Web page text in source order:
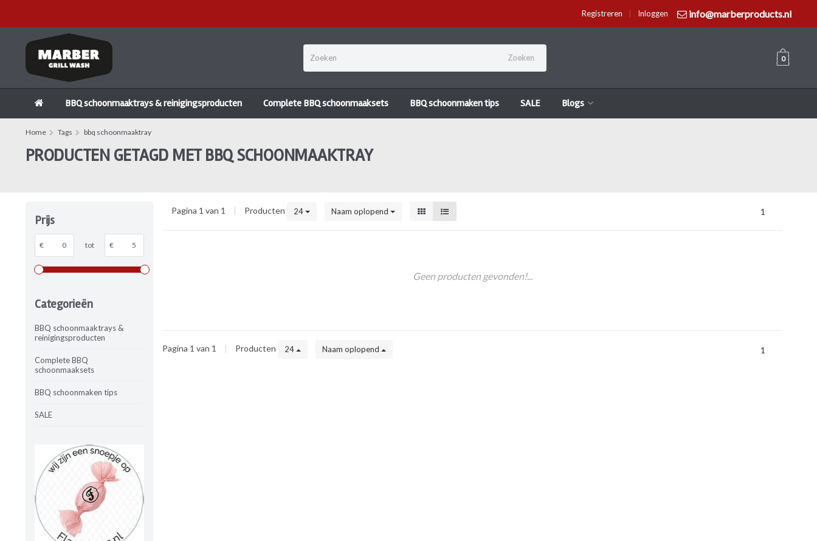
info@marberproducts.nl
Inloggen
Registreren
Zoeken 0
BBQ schoonmaaktrays & reinigingsproducten Complete BBQ schoonmaaksets BBQ schoonmaken tips SALE Blogs
Home Tags bbq schoonmaaktray
PRODUCTEN GETAGD MET BBQ SCHOONMAAKTRAY
Prijs
€ tot €
Categorieën
BBQ schoonmaaktrays &
reinigingsproducten
Complete BBQ
schoonmaaksets
BBQ schoonmaken tips
SALE
Pagina 1 van 1 | Producten 24 Naam oplopend 1
Geen producten gevonden!...
Pagina 1 van 1 | Producten 24 Naam oplopend 1